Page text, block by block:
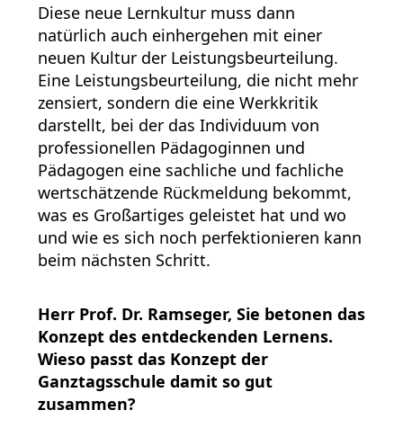
Diese neue Lernkultur muss dann
natürlich auch einhergehen mit einer
neuen Kultur der Leistungsbeurteilung.
Eine Leistungsbeurteilung, die nicht mehr
zensiert, sondern die eine Werkkritik
darstellt, bei der das Individuum von
professionellen Pädagoginnen und
Pädagogen eine sachliche und fachliche
wertschätzende Rückmeldung bekommt,
was es Großartiges geleistet hat und wo
und wie es sich noch perfektionieren kann
beim nächsten Schritt.
Herr Prof. Dr. Ramseger, Sie betonen das
Konzept des entdeckenden Lernens.
Wieso passt das Konzept der
Ganztagsschule damit so gut
zusammen?